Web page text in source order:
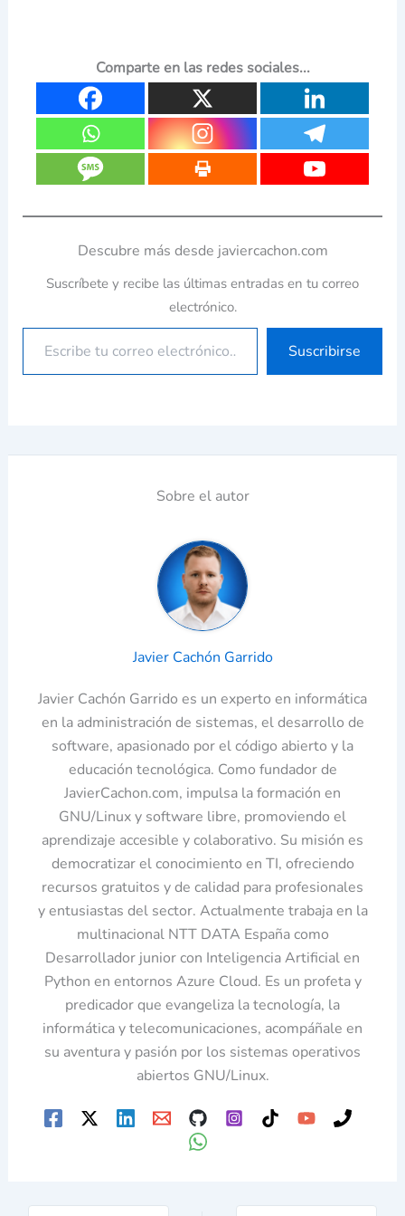
Comparte en las redes sociales...
Descubre más desde javiercachon.com
Suscríbete y recibe las últimas entradas en tu correo
electrónico.
Suscribirse
Sobre el autor
Javier Cachón Garrido
Javier Cachón Garrido es un experto en informática
en la administración de sistemas, el desarrollo de
software, apasionado por el código abierto y la
educación tecnológica. Como fundador de
JavierCachon.com, impulsa la formación en
GNU/Linux y software libre, promoviendo el
aprendizaje accesible y colaborativo. Su misión es
democratizar el conocimiento en TI, ofreciendo
recursos gratuitos y de calidad para profesionales
y entusiastas del sector. Actualmente trabaja en la
multinacional NTT DATA España como
Desarrollador junior con Inteligencia Artificial en
Python en entornos Azure Cloud. Es un profeta y
predicador que evangeliza la tecnología, la
informática y telecomunicaciones, acompáñale en
su aventura y pasión por los sistemas operativos
abiertos GNU/Linux.